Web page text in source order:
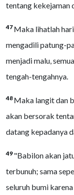
tentang kekejaman
47 Maka lihatlah
mengadili patung-
menjadi malu,
tengah-tengahnya.
48 Maka langit dan
akan bersorak
datang kepadanya
49 "Babilon akan
terbunuh; sama
seluruh bumi